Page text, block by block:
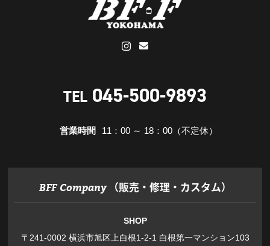
TEL 045-500-9893
営業時間 11：00 ～ 18：00（不定休）
BFF Company（販売・修理・カスタム）
SHOP
〒241-0002 横浜市旭区上白根1-2-1 白根第一マンション103